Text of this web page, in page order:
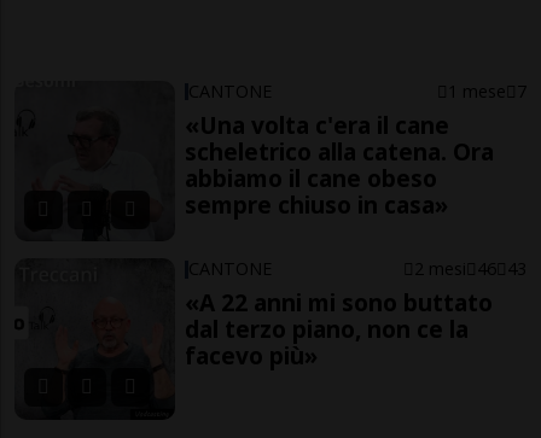
CANTONE 1 mese 7
«Una volta c'era il cane
scheletrico alla catena. Ora
abbiamo il cane obeso
sempre chiuso in casa»
CANTONE 2 mesi 46 43
«A 22 anni mi sono buttato
dal terzo piano, non ce la
facevo più»